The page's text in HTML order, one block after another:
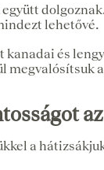
lehetővé.
és
megvalósítsuk
a